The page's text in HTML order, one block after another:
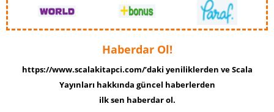
Haberdar Ol!
https://www.scalakitapci.com/’daki yeniliklerden ve Scala
Yayınları hakkında güncel haberlerden
ilk sen haberdar ol.